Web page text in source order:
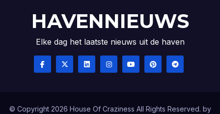
HAVENNIEUWS
Elke dag het laatste nieuws uit de haven
© Copyright 2026 House Of Craziness All Rights Reserved. by